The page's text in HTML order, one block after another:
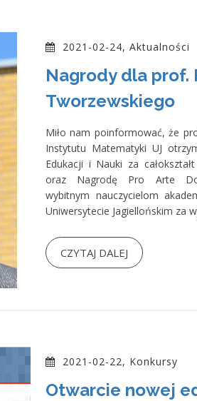
2021-02-24, Aktualności
Nagrody dla prof.
Tworzewskiego
Miło nam poinformować, że
Instytutu Matematyki UJ
Edukacji i Nauki za
oraz Nagrodę Pro Arte
wybitnym nauczycielom
Uniwersytecie Jagiellońskim za
CZYTAJ DALEJ
2021-02-22, Konkursy
Otwarcie nowej